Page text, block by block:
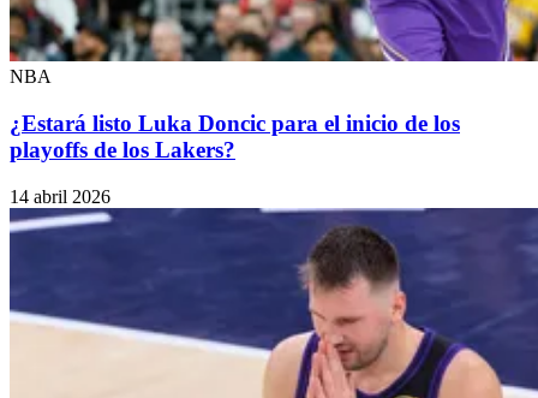
NBA
¿Estará listo Luka Doncic para el inicio de los
playoffs de los Lakers?
14 abril 2026